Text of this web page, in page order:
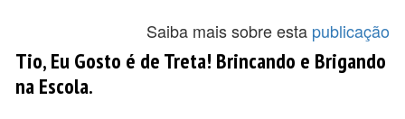
Saiba mais sobre esta publicação
Tio, Eu Gosto é de Treta! Brincando e Brigando
na Escola.